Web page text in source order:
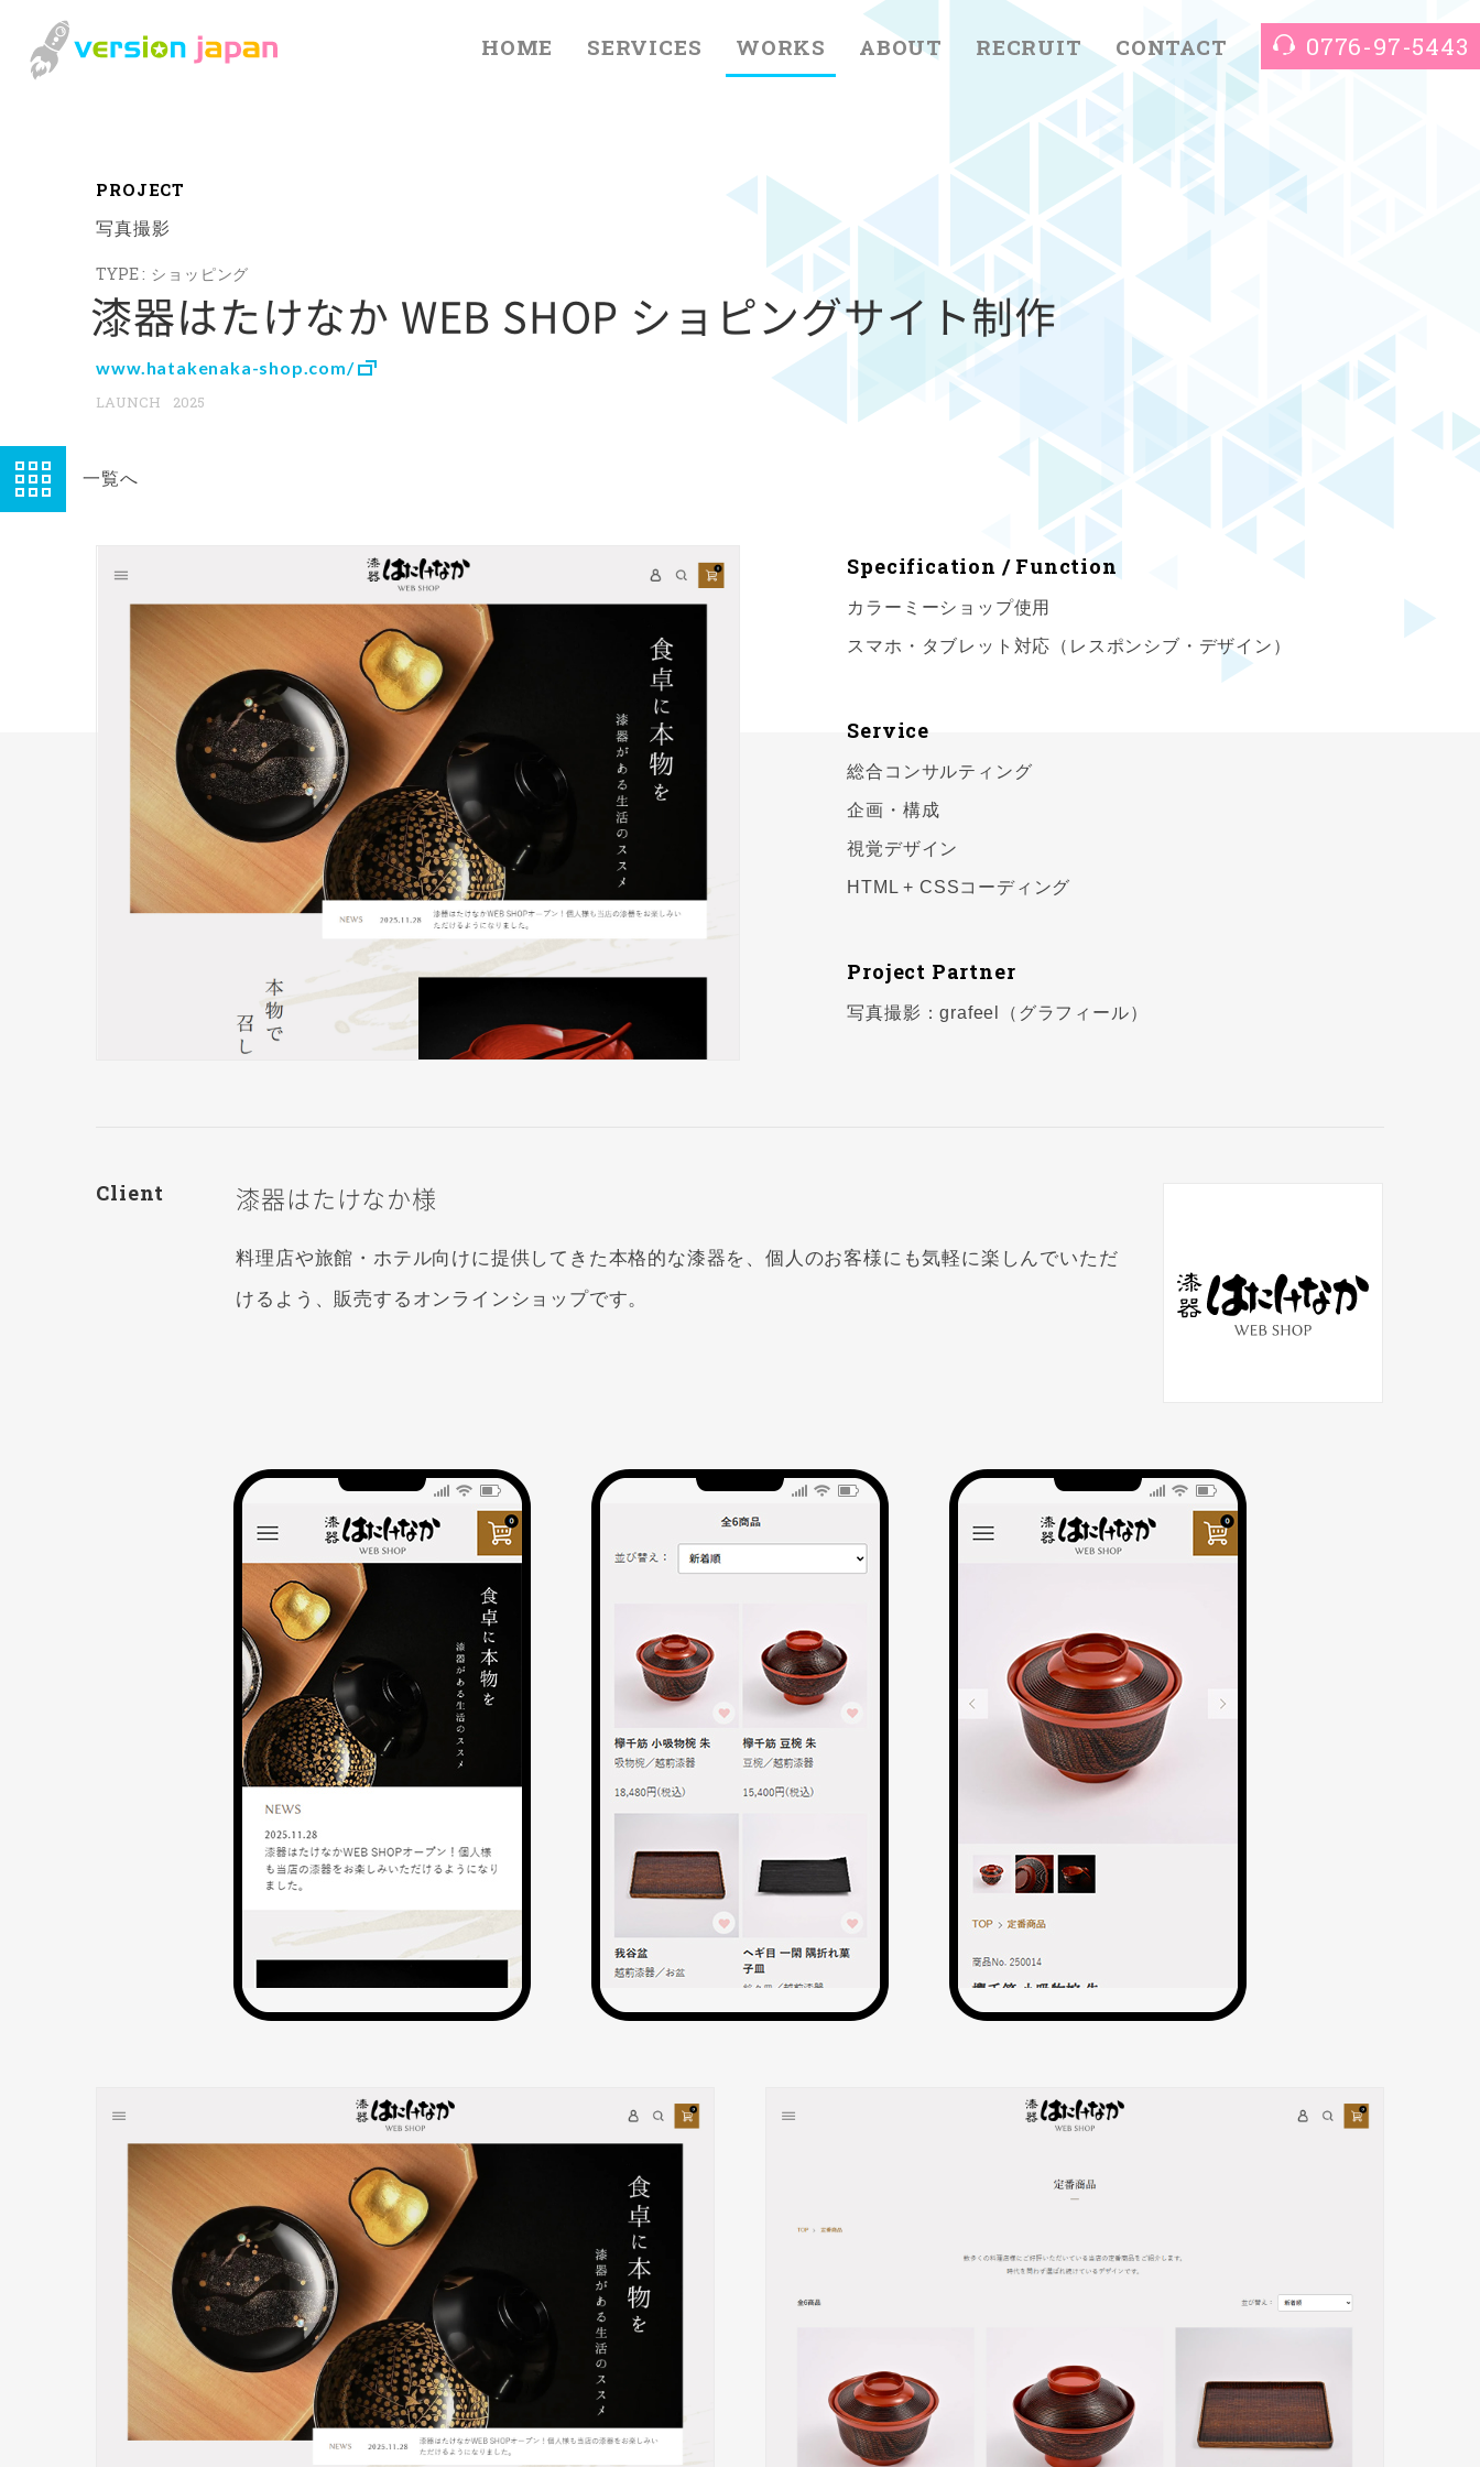
HOME SERVICES WORKS ABOUT RECRUIT CONTACT 0776-97-5443
PROJECT
写真撮影
ショッピング
漆器はたけなか WEB SHOP ショピングサイト制作
www.hatakenaka-shop.com/
2025
一覧へ
Specification / Function
カラーミーショップ使用
スマホ・タブレット対応（レスポンシブ・デザイン）
Service
総合コンサルティング
企画・構成
視覚デザイン
HTML + CSSコーディング
Project Partner
写真撮影：grafeel（グラフィール）
Client 漆器はたけなか様
料理店や旅館・ホテル向けに提供してきた本格的な漆器を、個人のお客様にも気軽に楽しんでいただ
けるよう、販売するオンラインショップです。